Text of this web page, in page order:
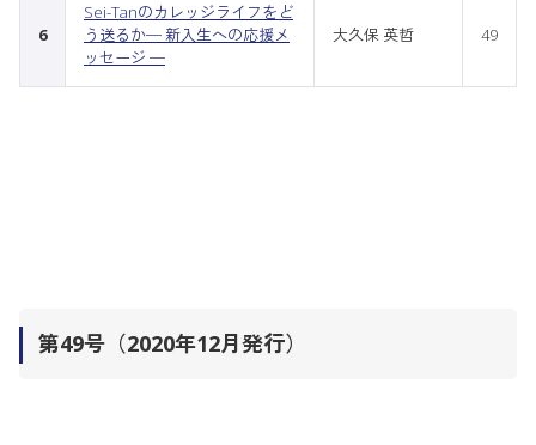
6
Sei-Tanのカレッジライフをど
う送るか─ 新入生への応援メ
ッセージ ─
大久保 英哲 49
第49号（2020年12月発行）